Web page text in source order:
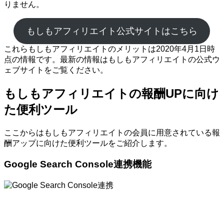
りません。
もしもアフィリエイト公式サイトはこちら
これらもしもアフィリエイトのメリットは2020年4月1日時
点の情報です。最新の情報はもしもアフィリエイトの公式ウ
ェブサイトをご覧ください。
もしもアフィリエイトの報酬UPに向け
た便利ツール
ここからはもしもアフィリエイトの会員に用意されている報
酬アップに向けた便利ツールをご紹介します。
Google Search Console連携機能